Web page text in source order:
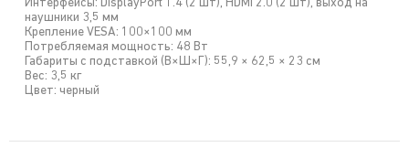
Интерфейсы: DisplayPort 1.4 (2 шт), HDMI 2.0 (2 шт), выход на
наушники 3,5 мм
Крепление VESA: 100×100 мм
Потребляемая мощность: 48 Вт
Габариты с подставкой (В×Ш×Г): 55,9 × 62,5 × 23 см
Вес: 3,5 кг
Цвет: черный